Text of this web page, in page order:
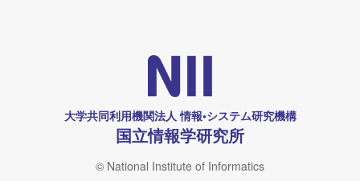
大学共同利用機関法人 情報•システム研究機構
国立情報学研究所
© National Institute of Informatics